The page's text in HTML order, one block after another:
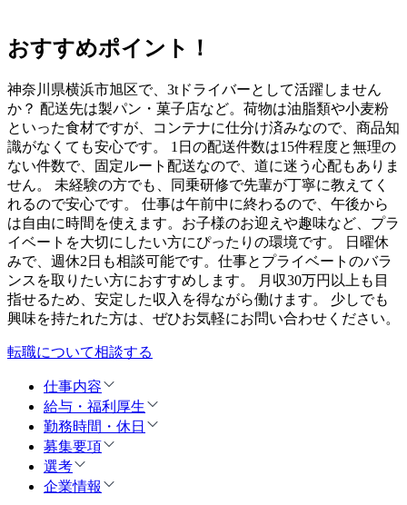
おすすめポイント！
神奈川県横浜市旭区で、3tドライバーとして活躍しません
か？ 配送先は製パン・菓子店など。荷物は油脂類や小麦粉
といった食材ですが、コンテナに仕分け済みなので、商品知
識がなくても安心です。 1日の配送件数は15件程度と無理の
ない件数で、固定ルート配送なので、道に迷う心配もありま
せん。 未経験の方でも、同乗研修で先輩が丁寧に教えてく
れるので安心です。 仕事は午前中に終わるので、午後から
は自由に時間を使えます。お子様のお迎えや趣味など、プラ
イベートを大切にしたい方にぴったりの環境です。 日曜休
みで、週休2日も相談可能です。仕事とプライベートのバラ
ンスを取りたい方におすすめします。 月収30万円以上も目
指せるため、安定した収入を得ながら働けます。 少しでも
興味を持たれた方は、ぜひお気軽にお問い合わせください。
転職について相談する
仕事内容
給与・福利厚生
勤務時間・休日
募集要項
選考
企業情報